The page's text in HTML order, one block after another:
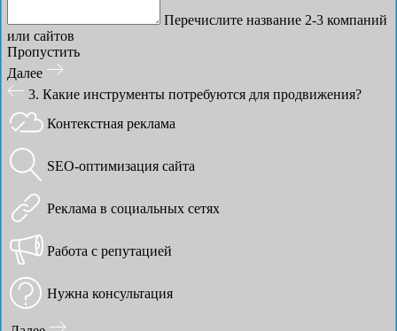
Перечислите название 2-3 компаний
или сайтов
Пропустить
Далее
3. Какие инструменты потребуются для продвижения?
Контекстная реклама
SEO-оптимизация сайта
Реклама в социальных сетях
Работа с репутацией
Нужна консультация